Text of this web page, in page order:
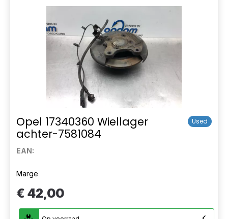
Opel 17340360 Wiellager
achter-7581084
Used
EAN:
Marge
€ 42,00